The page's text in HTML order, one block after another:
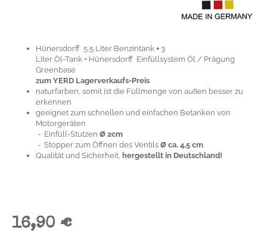
Hünersdorff 5,5 Liter Benzintank + 3
Liter Öl-Tank + Hünersdorff Einfüllsystem Öl / Prägung
Greenbase
zum YERD Lagerverkaufs-Preis
naturfarben, somit ist die Füllmenge von außen besser zu
erkennen
geeignet zum schnellen und einfachen Betanken von
Motorgeräten
- Einfüll-Stutzen Ø 2cm
- Stopper zum Öffnen des Ventils Ø ca. 4,5 cm
Qualität und Sicherheit, hergestellt in Deutschland!
16,90 €